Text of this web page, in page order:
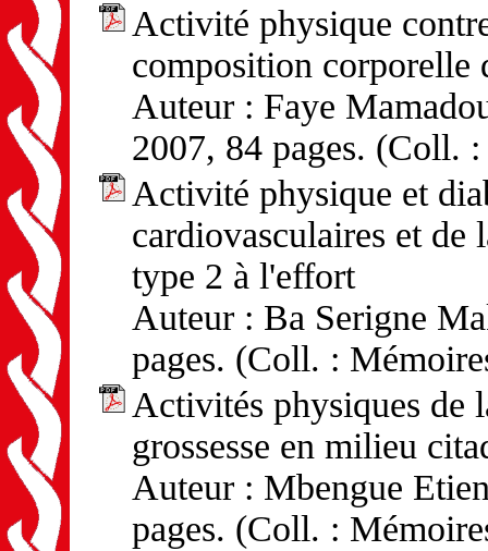
Activité physique
composition corporelle
Auteur : Faye
2007, 84 pages. (Coll.
Activité physique et
cardiovasculaires et de
type 2 à l'effort
Auteur : Ba Serigne
pages. (Coll. :
Activités physiques de
grossesse en milieu
Auteur : Mbengue
pages. (Coll. :